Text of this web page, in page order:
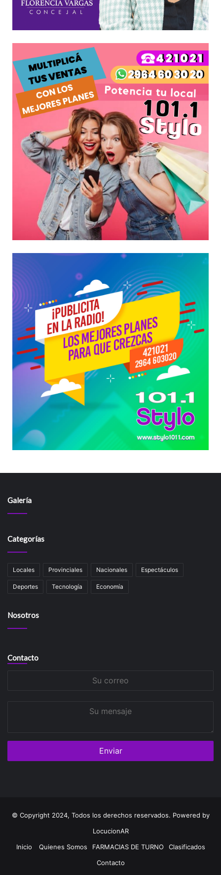
Galería
Categorías
Locales Provinciales Nacionales Espectáculos
Deportes Tecnología Economía
Nosotros
Contacto
© Copyright 2024, Todos los derechos reservados. Powered by
LocucionAR
Inicio
Quienes Somos FARMACIAS DE TURNO
Clasificados
Contacto